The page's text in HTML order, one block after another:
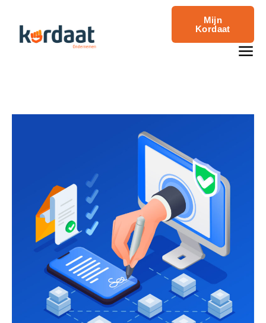
Mijn
Kordaat